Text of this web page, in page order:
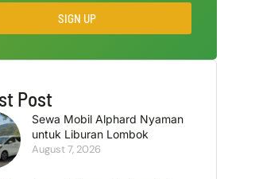
SIGN UP
Post
Sewa Mobil Alphard Nyaman
untuk Liburan Lombok
August 7, 2026